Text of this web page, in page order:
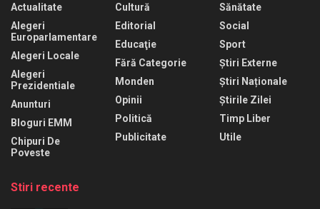
Actualitate
Alegeri
Europarlamentare
Alegeri Locale
Alegeri
Prezidentiale
Anunturi
Bloguri EMM
Chipuri De
Poveste
Cultură
Editorial
Educaţie
Fără Categorie
Monden
Opinii
Politică
Publicitate
Sănătate
Social
Sport
Știri Externe
Știri Naționale
Știrile Zilei
Timp Liber
Utile
Stiri recente